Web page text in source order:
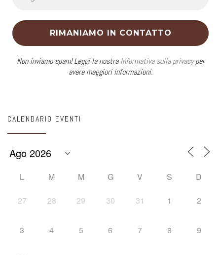
Non inviamo spam! Leggi la nostraInformativa sulla privacyper
avere maggiori informazioni.
CALENDARIO EVENTI
L M M G V S D
27 28 29 30 31 1 2
3 4 5 6 7 8 9